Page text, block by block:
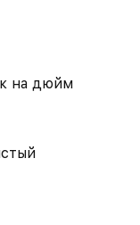
на дюйм